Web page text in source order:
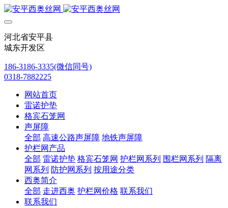
河北省安平县
城东开发区
186-3186-3335(微信同号)
0318-7882225
网站首页
雷诺护垫
格宾石笼网
声屏障
全部 高速公路声屏障 地铁声屏障
护栏网产品
全部 雷诺护垫 格宾石笼网 护栏网系列 围栏网系列 隔离
网系列 防护网系列 按用途分类
西奥简介
全部 走进西奥 护栏网价格 联系我们
联系我们